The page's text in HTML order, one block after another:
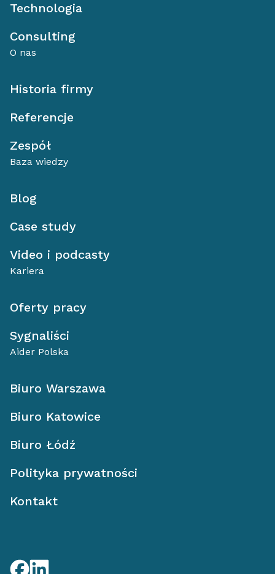
Technologia
Consulting
O nas
Historia firmy
Referencje
Zespół
Baza wiedzy
Blog
Case study
Video i podcasty
Kariera
Oferty pracy
Sygnaliści
Aider Polska
Biuro Warszawa
Biuro Katowice
Biuro Łódź
Polityka prywatności
Kontakt